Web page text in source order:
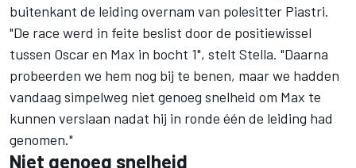
buitenkant de leiding overnam van polesitter Piastri.
"De race werd in feite beslist door de positiewissel
tussen Oscar en Max in bocht 1", stelt Stella. "Daarna
probeerden we hem nog bij te benen, maar we hadden
vandaag simpelweg niet genoeg snelheid om Max te
kunnen verslaan nadat hij in ronde één de leiding had
genomen."
Niet genoeg snelheid